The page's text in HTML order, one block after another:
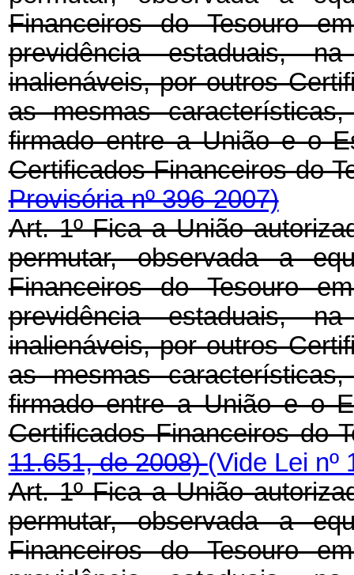
Financeiros do Tesouro
previdência estaduais,
inalienáveis, por outros
as mesmas
firmado entre a União e o
Certificados Financeiros do
Provisória nº 396-2007)
Art. 1º Fica a União
permutar, observada a
Financeiros do Tesouro
previdência estaduais,
inalienáveis, por outros
as mesmas
firmado entre a União e o
Certificados Financeiros do
11.651, de 2008)(Vide Lei nº
Art. 1º Fica a União
permutar, observada a
Financeiros do Tesouro